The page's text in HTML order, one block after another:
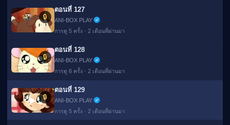
🔒
ตอนที่ 127
ANI-BOX PLAY
การดู 5 ครั้ง · 2 เดือนที่ผ่านมา
🔒
ตอนที่ 128
ANI-BOX PLAY
การดู 6 ครั้ง · 2 เดือนที่ผ่านมา
▶ 🔒
ตอนที่ 129
ANI-BOX PLAY
การดู 5 ครั้ง · 2 เดือนที่ผ่านมา